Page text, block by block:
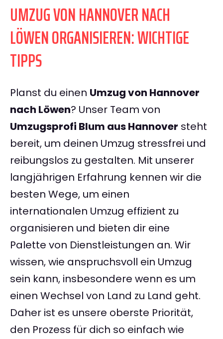
UMZUG VON HANNOVER NACH
LÖWEN ORGANISIEREN: WICHTIGE
TIPPS
Planst du einen Umzug von Hannover
nach Löwen? Unser Team von
Umzugsprofi Blum aus Hannover steht
bereit, um deinen Umzug stressfrei und
reibungslos zu gestalten. Mit unserer
langjährigen Erfahrung kennen wir die
besten Wege, um einen
internationalen Umzug effizient zu
organisieren und bieten dir eine
Palette von Dienstleistungen an. Wir
wissen, wie anspruchsvoll ein Umzug
sein kann, insbesondere wenn es um
einen Wechsel von Land zu Land geht.
Daher ist es unsere oberste Priorität,
den Prozess für dich so einfach wie